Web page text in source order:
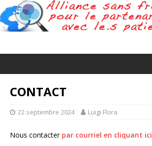
CONTACT
22 septembre 2024 Luigi Flora
Nous contacter par courriel en cliquant ici